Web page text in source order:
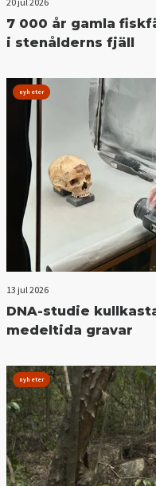
7 000 år gamla
i stenålderns fjäll
nyheter
13 jul 2026
DNA-studie
medeltida gravar
nyheter